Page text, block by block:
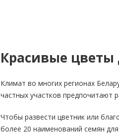
Красивые цветы
Климат во многих регионах
частных участков предпочитают
Чтобы развести цветник или
более 20 наименований семян